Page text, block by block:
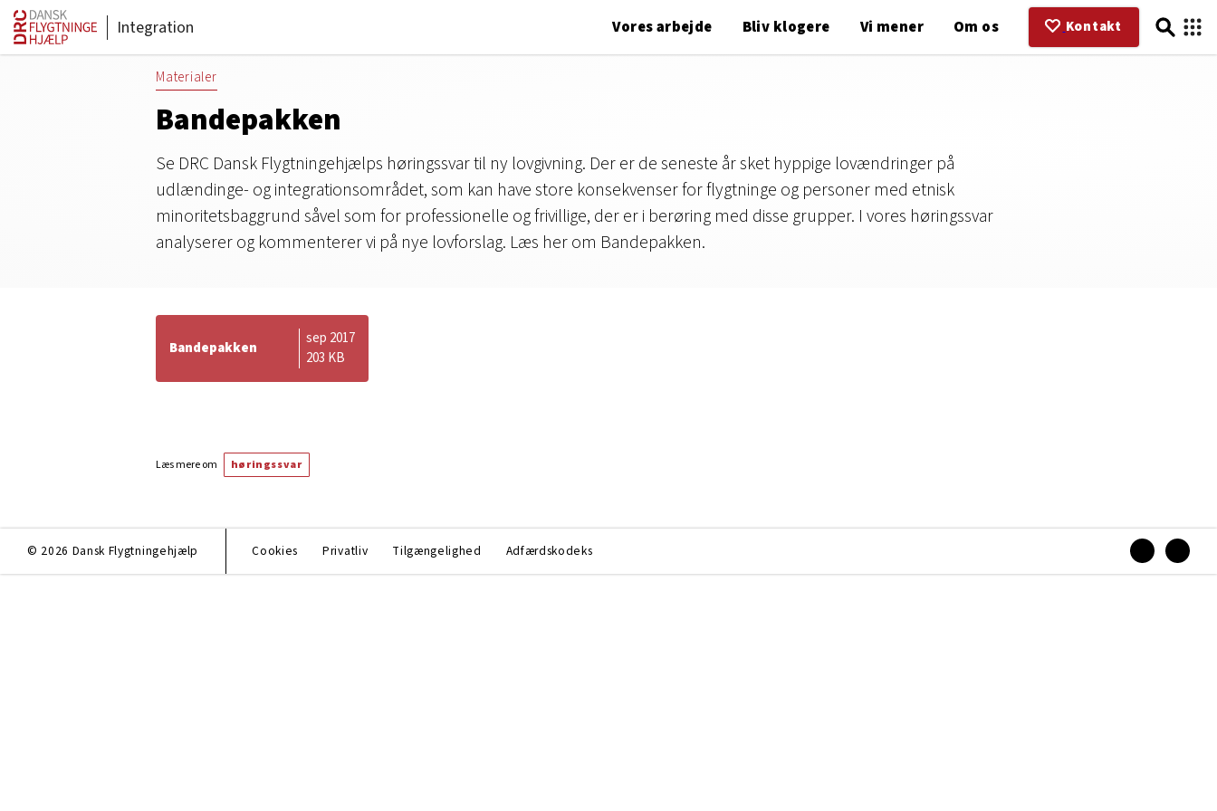
Integration Vores arbejde Bliv klogere Vi mener Om os Kontakt
Materialer
Bandepakken
Se DRC Dansk Flygtningehjælps høringssvar til ny lovgivning. Der er de seneste år sket hyppige lovændringer på
udlændinge- og integrationsområdet, som kan have store konsekvenser for flygtninge og personer med etnisk
minoritetsbaggrund såvel som for professionelle og frivillige, der er i berøring med disse grupper. I vores høringssvar
analyserer og kommenterer vi på nye lovforslag. Læs her om Bandepakken.
Bandepakken
sep 2017
203 KB
Læs mere om høringssvar
© 2026 Dansk Flygtningehjælp Cookies Privatliv Tilgængelighed Adfærdskodeks